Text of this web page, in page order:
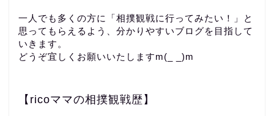
一人でも多くの方に「相撲観戦に行ってみたい！」と
思ってもらえるよう、分かりやすいブログを目指して
いきます。
どうぞ宜しくお願いいたしますm(_ _)m
【ricoママの相撲観戦歴】